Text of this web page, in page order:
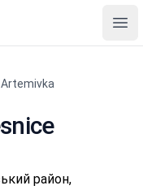
район,